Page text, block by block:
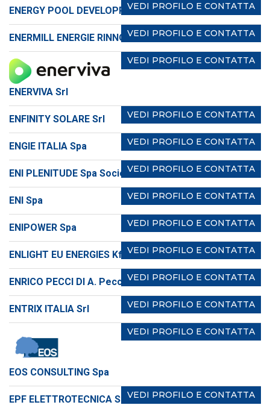
VEDI PROFILO E CONTATTA
ENERGY POOL DEVELOPPEMENT
VEDI PROFILO E CONTATTA
ENERMILL ENERGIE RINNOVABILI Srl
VEDI PROFILO E CONTATTA
ENERVIVA Srl
VEDI PROFILO E CONTATTA
ENFINITY SOLARE Srl
VEDI PROFILO E CONTATTA
ENGIE ITALIA Spa
VEDI PROFILO E CONTATTA
ENI PLENITUDE Spa Società Benefit
VEDI PROFILO E CONTATTA
ENI Spa
VEDI PROFILO E CONTATTA
ENIPOWER Spa
VEDI PROFILO E CONTATTA
ENLIGHT EU ENERGIES Kft.
VEDI PROFILO E CONTATTA
ENRICO PECCI DI A. Pecci & C. Sas
VEDI PROFILO E CONTATTA
ENTRIX ITALIA Srl
VEDI PROFILO E CONTATTA
EOS CONSULTING Spa
VEDI PROFILO E CONTATTA
EPF ELETTROTECNICA Srl